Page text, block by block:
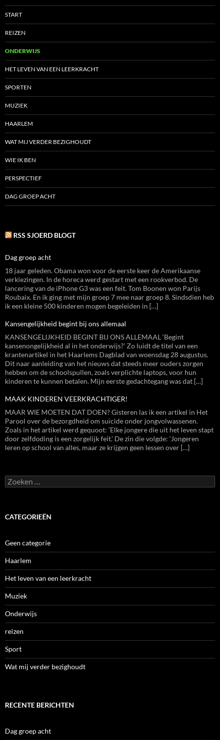
START
REIZEN
ONDERWIJS
HET LEVEN VAN EEN LEERKRACHT
SPORTEN
MUZIEK
HAARLEM
WAT MIJ VERDER BEZIGHOUDT
WIE IK BEN
PERSPECTIEF
DAG GROEP ACHT
RSS SJOERD BLOGT
Dag groep acht
18 jaar geleden. Obama won voor de eerste keer de Amerikaanse
verkiezingen. In de horeca werd gestart met een rookverbod. De
lancering van de iPhone G3 was een feit. Tom Boonen won Parijs
Roubaix. En ik ging met mijn groep 7 mee naar groep 8. Sindsdien heb
ik een kleine 500 kinderen mogen begeleiden in […]
Kansengelijkheid begint bij ons allemaal
KANSENGELIJKHEID BEGINT BIJ ONS ALLEMAAL ‘Begint
kansenongelijkheid al in het onderwijs?’ Zo luidt de titel van een
krantenartikel in het Haarlems Dagblad van woensdag 28 augustus.
Dit naar aanleiding van het nieuws dat steeds meer ouders zorgen
hebben om de schoolspullen, zoals verplichte laptops, voor hun
kinderen te kunnen betalen. Mijn eerste gedachtegang was dat […]
MAAK KINDEREN VEERKRACHTIGER!
MAAR WIE MOETEN DAT DOEN? Gisteren las ik een artikel in Het
Parool over de bezorgdheid om suïcide onder jongvolwassenen.
Zoals in het artikel werd gequoot: ‘Elke jongere die uit het leven stapt
door zelfdoding is een zorgelijk feit.’ De zin die volgde: ‘Jongeren
leren op school van alles, maar ze krijgen geen lessen over […]
Zoeken
naar:
CATEGORIEËN
Geen categorie
Haarlem
Het leven van een leerkracht
Muziek
Onderwijs
reizen
Sport
Wat mij verder bezighoudt
RECENTE BERICHTEN
Dag groep acht